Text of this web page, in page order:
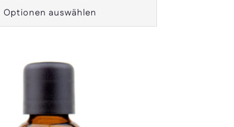
Optionen auswählen